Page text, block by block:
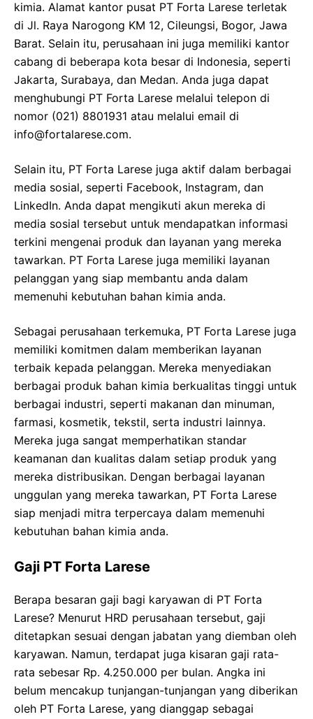
kimia. Alamat kantor pusat PT Forta Larese terletak
di Jl. Raya Narogong KM 12, Cileungsi, Bogor, Jawa
Barat. Selain itu, perusahaan ini juga memiliki kantor
cabang di beberapa kota besar di Indonesia, seperti
Jakarta, Surabaya, dan Medan. Anda juga dapat
menghubungi PT Forta Larese melalui telepon di
nomor (021) 8801931 atau melalui email di
info@fortalarese.com.
Selain itu, PT Forta Larese juga aktif dalam berbagai
media sosial, seperti Facebook, Instagram, dan
LinkedIn. Anda dapat mengikuti akun mereka di
media sosial tersebut untuk mendapatkan informasi
terkini mengenai produk dan layanan yang mereka
tawarkan. PT Forta Larese juga memiliki layanan
pelanggan yang siap membantu anda dalam
memenuhi kebutuhan bahan kimia anda.
Sebagai perusahaan terkemuka, PT Forta Larese juga
memiliki komitmen dalam memberikan layanan
terbaik kepada pelanggan. Mereka menyediakan
berbagai produk bahan kimia berkualitas tinggi untuk
berbagai industri, seperti makanan dan minuman,
farmasi, kosmetik, tekstil, serta industri lainnya.
Mereka juga sangat memperhatikan standar
keamanan dan kualitas dalam setiap produk yang
mereka distribusikan. Dengan berbagai layanan
unggulan yang mereka tawarkan, PT Forta Larese
siap menjadi mitra terpercaya dalam memenuhi
kebutuhan bahan kimia anda.
Gaji PT Forta Larese
Berapa besaran gaji bagi karyawan di PT Forta
Larese? Menurut HRD perusahaan tersebut, gaji
ditetapkan sesuai dengan jabatan yang diemban oleh
karyawan. Namun, terdapat juga kisaran gaji rata-
rata sebesar Rp. 4.250.000 per bulan. Angka ini
belum mencakup tunjangan-tunjangan yang diberikan
oleh PT Forta Larese, yang dianggap sebagai